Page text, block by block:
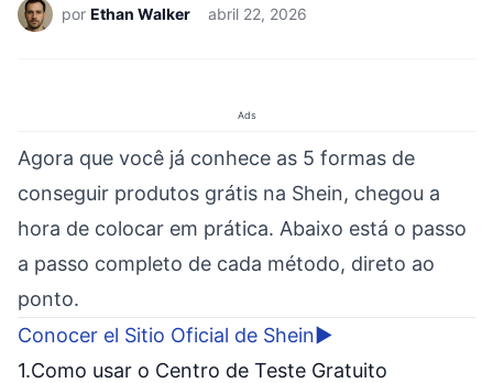
por Ethan Walker abril 22, 2026
Ads
Agora que você já conhece as 5 formas de
conseguir produtos grátis na Shein, chegou a
hora de colocar em prática. Abaixo está o passo
a passo completo de cada método, direto ao
ponto.
Conocer el Sitio Oficial de Shein▶
1.Como usar o Centro de Teste Gratuito